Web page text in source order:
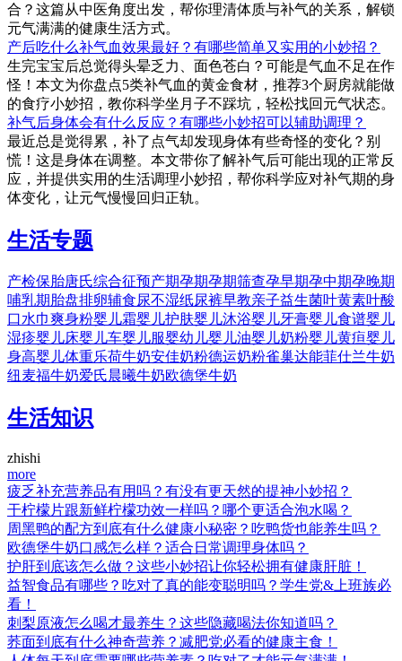
合？这篇从中医角度出发，帮你理清体质与补气的关系，解锁
元气满满的健康生活方式。
产后吃什么补气血效果最好？有哪些简单又实用的小妙招？
生完宝宝后总觉得头晕乏力、面色苍白？可能是气血不足在作
怪！本文为你盘点5类补气血的黄金食材，推荐3个厨房就能做
的食疗小妙招，教你科学坐月子不踩坑，轻松找回元气状态。
补气后身体会有什么反应？有哪些小妙招可以辅助调理？
最近总是觉得累，补了点气却发现身体有些奇怪的变化？别
慌！这是身体在调整。本文带你了解补气后可能出现的正常反
应，并提供实用的生活调理小妙招，帮你科学应对补气期的身
体变化，让元气慢慢回归正轨。
生活专题
产检保胎唐氏综合征预产期孕期孕期筛查孕早期孕中期孕晚期
哺乳期 胎盘排卵辅食尿不湿纸尿裤早教亲子益生菌叶黄素叶酸
口水巾爽身粉婴儿霜婴儿护肤婴儿沐浴婴儿牙膏婴儿食谱婴儿
湿疹婴儿床婴儿车婴儿服婴幼儿婴儿油婴儿奶粉婴儿黄疸婴儿
身高婴儿体重乐荷牛奶安佳奶粉德运奶粉雀巢达能菲仕兰牛奶
纽麦福牛奶爱氏晨曦牛奶欧德堡牛奶
生活知识
zhishi
more
疲乏补充营养品有用吗？有没有更天然的提神小妙招？
干柠檬片跟新鲜柠檬功效一样吗？哪个更适合泡水喝？
周黑鸭的配方到底有什么健康小秘密？吃鸭货也能养生吗？
欧德堡牛奶口感怎么样？适合日常调理身体吗？
护肝到底该怎么做？这些小妙招让你轻松拥有健康肝脏！
益智食品有哪些？吃对了真的能变聪明吗？学生党&上班族必
看！
刺梨原液怎么喝才最养生？这些隐藏喝法你知道吗？
荞面到底有什么神奇营养？减肥党必看的健康主食！